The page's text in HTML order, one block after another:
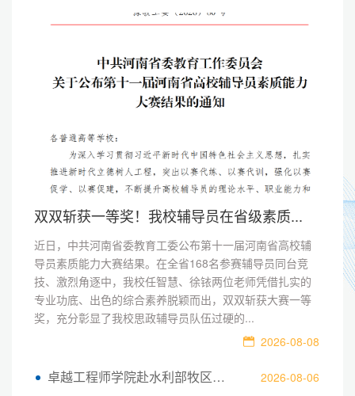
双双斩获一等奖！我校辅导员在省级素质...
近日，中共河南省委教育工委公布第十一届河南省高校辅
导员素质能力大赛结果。在全省168名参赛辅导员同台竞
技、激烈角逐中，我校任智慧、徐铱两位老师凭借扎实的
专业功底、出色的综合素养脱颖而出，双双斩获大赛一等
奖，充分彰显了我校思政辅导员队伍过硬的...
2026-08-08
卓越工程师学院赴水利部牧区水利科学研... 2026-08-06